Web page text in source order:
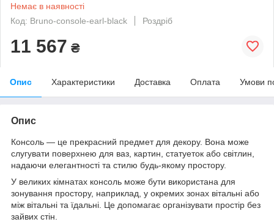
Немає в наявності
Код: Bruno-console-earl-black
Роздріб
11 567 ₴
Опис Характеристики Доставка Оплата Умови
Опис
Консоль — це прекрасний предмет для декору. Вона може
слугувати поверхнею для ваз, картин, статуеток або світлин,
надаючи елегантності та стилю будь-якому простору.
У великих кімнатах консоль може бути використана для
зонування простору, наприклад, у окремих зонах вітальні або
між вітальні та їдальні. Це допомагає організувати простір без
зайвих стін.